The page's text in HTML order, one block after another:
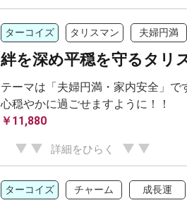
ターコイズ タリスマン 夫婦円満
絆を深め平穏を守るタリ
テーマは「夫婦円満・家内安全」で
心穏やかに過ごせますように！！
￥11,880
詳細をひらく
ターコイズ チャーム 成長運